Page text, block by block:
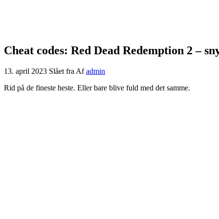
Cheat codes: Red Dead Redemption 2 –
13. april 2023 Slået fra Af admin
Rid på de fineste heste. Eller bare blive fuld med det samme.